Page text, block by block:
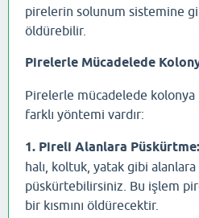
pirelerin solunum sistemine
öldürebilir.
Pirelerle Mücadelede
Pirelerle mücadelede kolonya
farklı yöntemi vardır:
1. Pireli Alanlara Püskürtme:
halı, koltuk, yatak gibi
püskürtebilirsiniz. Bu işlem
bir kısmını öldürecektir.